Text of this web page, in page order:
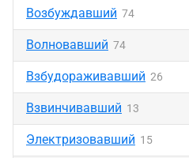
Возбуждавший 74
Волновавший 74
Взбудораживавший 26
Взвинчивавший 13
Электризовавший 15